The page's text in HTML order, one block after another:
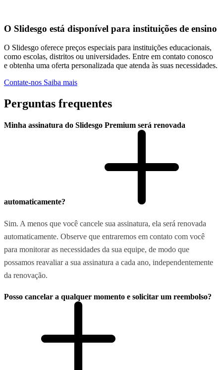
O Slidesgo está disponível para instituições de ensino
O Slidesgo oferece preços especiais para instituições educacionais,
como escolas, distritos ou universidades. Entre em contato conosco
e obtenha uma oferta personalizada que atenda às suas necessidades.
Contate-nos Saiba mais
Perguntas frequentes
Minha assinatura do Slidesgo Premium será renovada
automaticamente?
Sim. A menos que você cancele sua assinatura, ela será renovada
automaticamente. Observe que entraremos em contato com você
para monitorar as necessidades da sua equipe, de modo que
possamos reavaliar a sua assinatura a cada ano, independentemente
da renovação.
Posso cancelar a qualquer momento e solicitar um reembolso?